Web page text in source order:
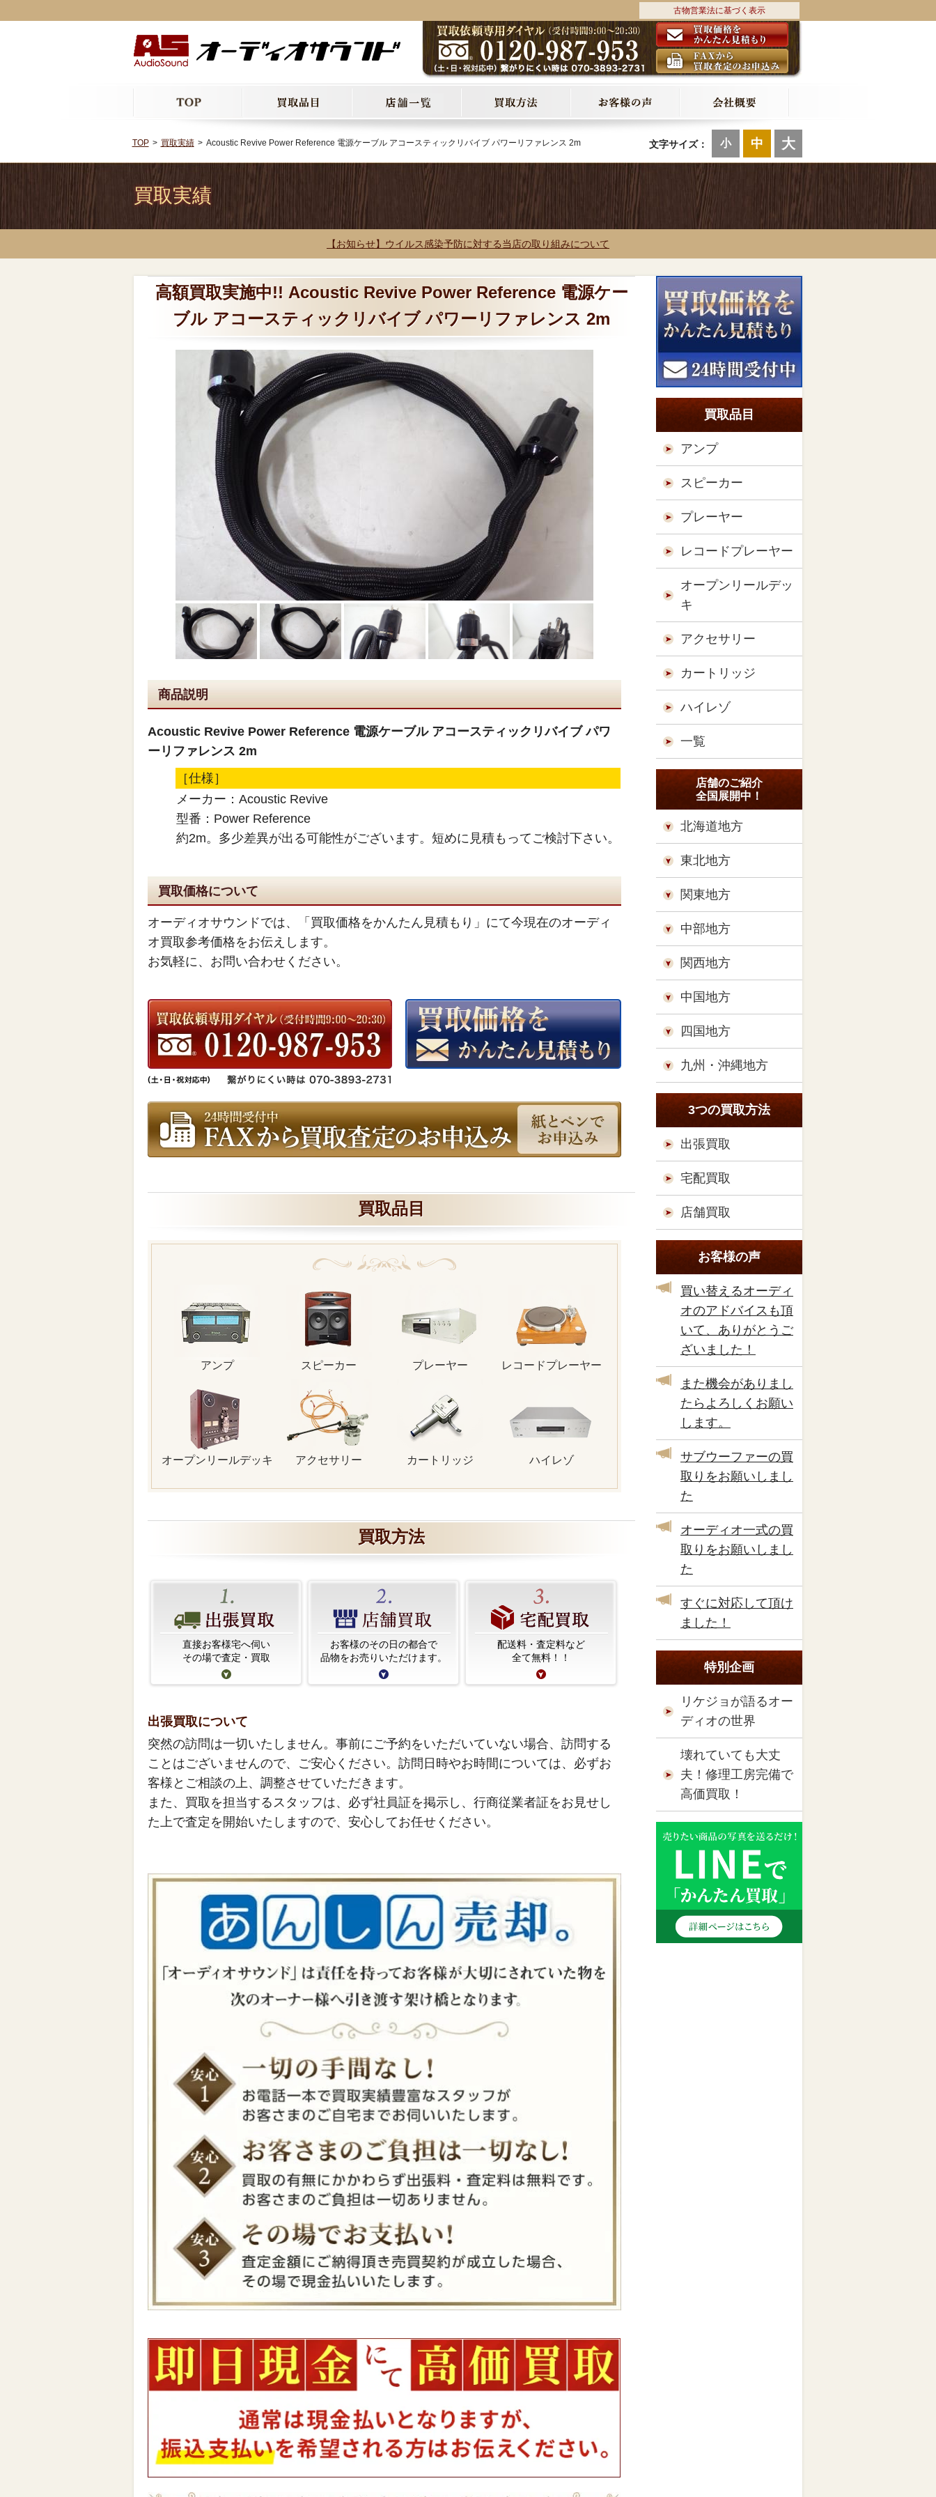
古物営業法に基づく表示
文字サイズ： 小 中 大
TOP 買取実績 Acoustic Revive Power Reference 電源ケーブル アコースティックリバイブ パワーリファレンス 2m
買取実績
【お知らせ】ウイルス感染予防に対する当店の取り組みについて
高額買取実施中!! Acoustic Revive Power Reference 電源ケー
ブル アコースティックリバイブ パワーリファレンス 2m
商品説明
Acoustic Revive Power Reference 電源ケーブル アコースティックリバイブ パワ
ーリファレンス 2m
［仕様］
メーカー：Acoustic Revive
型番：Power Reference
約2m。多少差異が出る可能性がございます。短めに見積もってご検討下さい。
買取価格について
オーディオサウンドでは、「買取価格をかんたん見積もり」にて今現在のオーディ
オ買取参考価格をお伝えします。
お気軽に、お問い合わせください。
買取品目
アンプ スピーカー プレーヤー レコードプレーヤー
オープンリールデッキ アクセサリー カートリッジ ハイレゾ
買取方法
直接お客様宅へ伺い
その場で査定・買取
お客様のその日の都合で
品物をお売りいただけます。
配送料・査定料など
全て無料！！
出張買取について
突然の訪問は一切いたしません。事前にご予約をいただいていない場合、訪問する
ことはございませんので、ご安心ください。訪問日時やお時間については、必ずお
客様とご相談の上、調整させていただきます。
また、買取を担当するスタッフは、必ず社員証を掲示し、行商従業者証をお見せし
た上で査定を開始いたしますので、安心してお任せください。
買取品目
アンプ
スピーカー
プレーヤー
レコードプレーヤー
オープンリールデッ
キ
アクセサリー
カートリッジ
ハイレゾ
一覧
店舗のご紹介
全国展開中！
北海道地方
東北地方
関東地方
中部地方
関西地方
中国地方
四国地方
九州・沖縄地方
3つの買取方法
出張買取
宅配買取
店舗買取
お客様の声
買い替えるオーディ
オのアドバイスも頂
いて、ありがとうご
ざいました！
また機会がありまし
たらよろしくお願い
します。
サブウーファーの買
取りをお願いしまし
た
オーディオ一式の買
取りをお願いしまし
た
すぐに対応して頂け
ました！
特別企画
リケジョが語るオー
ディオの世界
壊れていても大丈
夫！修理工房完備で
高価買取！